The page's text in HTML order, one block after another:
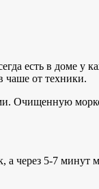
есть в доме у
чаше от техники.
Очищенную
через 5-7 минут